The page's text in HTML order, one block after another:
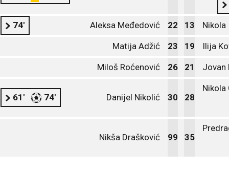
74' Aleksa Međedović 22 13 Nikola
Matija Adžić 23 19 Ilija
Miloš Roćenović 26 21 Jovan
61' 74' Danijel Nikolić 30 28
Nikola
Nikša Drašković 99 35